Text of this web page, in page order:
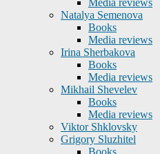
Media reviews
Natalya Semenova
Books
Media reviews
Irina Sherbakova
Books
Media reviews
Mikhail Shevelev
Books
Media reviews
Viktor Shklovsky
Grigory Sluzhitel
Books